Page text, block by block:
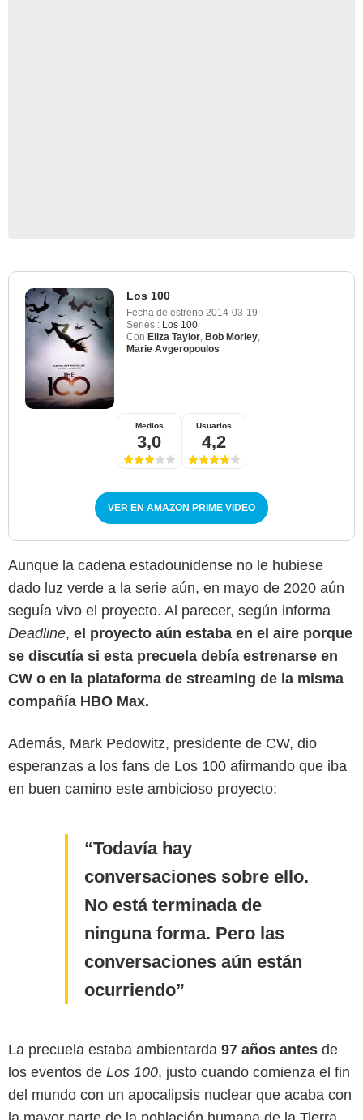
Los 100
Fecha de estreno 2014-03-19
Series : Los 100
Con Eliza Taylor Bob Morley
Marie Avgeropoulos
Medios
3,0
Usuarios
4,2
VER EN AMAZON PRIME VIDEO
Aunque la cadena estadounidense no le hubiese
dado luz verde a la serie aún, en mayo de 2020 aún
seguía vivo el proyecto. Al parecer, según informa
Deadline, el proyecto aún estaba en el aire porque
se discutía si esta precuela debía estrenarse en
CW o en la plataforma de streaming de la misma
compañía HBO Max.
Además, Mark Pedowitz, presidente de CW, dio
esperanzas a los fans de Los 100 afirmando que iba
en buen camino este ambicioso proyecto:
Todavía hay
conversaciones sobre ello.
No está terminada de
ninguna forma. Pero las
conversaciones aún están
ocurriendo
La precuela estaba ambientarda 97 años antes de
los eventos de Los 100, justo cuando comienza el fin
del mundo con un apocalipsis nuclear que acaba con